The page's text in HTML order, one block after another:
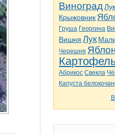
Виноград Лук
Крыжовник
Груша Георгина
Вишня Лук
Черешня
Абрикос Свекла
Капуста